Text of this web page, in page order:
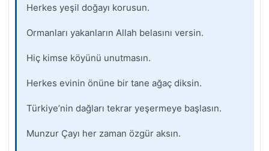
Herkes yeşil doğayı korusun.
Ormanları yakanların Allah belasını versin.
Hiç kimse köyünü unutmasın.
Herkes evinin önüne bir tane ağaç diksin.
Türkiye’nin dağları tekrar yeşermeye başlasın.
Munzur Çayı her zaman özgür aksın.